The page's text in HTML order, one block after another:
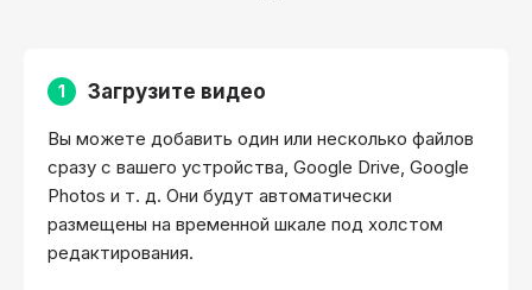
1 Загрузите видео
Вы можете добавить один или несколько файлов
сразу с вашего устройства, Google Drive, Google
Photos и т. д. Они будут автоматически
размещены на временной шкале под холстом
редактирования.